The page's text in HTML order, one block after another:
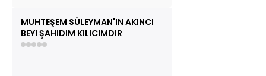
MUHTEŞEM SÜLEYMAN'IN AKINCI
BEYI ŞAHIDIM KILICIMDIR